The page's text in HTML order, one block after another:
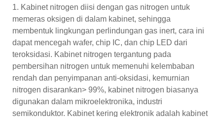
1. Kabinet nitrogen diisi dengan gas nitrogen untuk
memeras oksigen di dalam kabinet, sehingga
membentuk lingkungan perlindungan gas inert, cara ini
dapat mencegah wafer, chip IC, dan chip LED dari
teroksidasi. Kabinet nitrogen tergantung pada
pembersihan nitrogen untuk memenuhi kelembaban
rendah dan penyimpanan anti-oksidasi, kemurnian
nitrogen disarankan> 99%, kabinet nitrogen biasanya
digunakan dalam mikroelektronika, industri
semikonduktor. Kabinet kering elektronik adalah kabinet